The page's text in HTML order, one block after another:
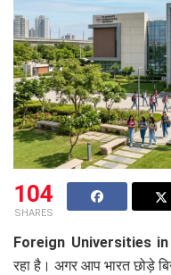
104
SHARES
Foreign Universities in
रहा है। अगर आप भारत छोड़े